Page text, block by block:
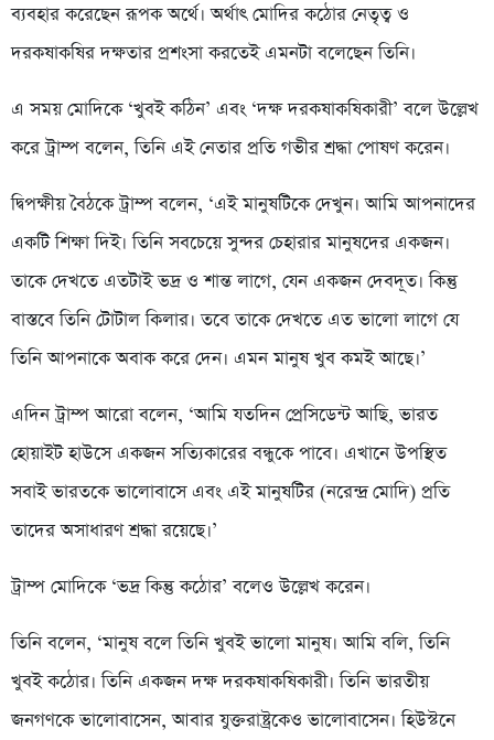
ব্যবহার করেছেন রূপক অর্থে। অর্থাৎ মোদির কঠোর নেতৃত্ব ও
দরকষাকষির দক্ষতার প্রশংসা করতেই এমনটা বলেছেন তিনি।
এ সময় মোদিকে ‘খুবই কঠিন’ এবং ‘দক্ষ দরকষাকষিকারী’ বলে উল্লেখ
করে ট্রাম্প বলেন, তিনি এই নেতার প্রতি গভীর শ্রদ্ধা পোষণ করেন।
দ্বিপক্ষীয় বৈঠকে ট্রাম্প বলেন, ‘এই মানুষটিকে দেখুন। আমি আপনাদের
একটি শিক্ষা দিই। তিনি সবচেয়ে সুন্দর চেহারার মানুষদের একজন।
তাকে দেখতে এতটাই ভদ্র ও শান্ত লাগে, যেন একজন দেবদূত। কিন্তু
বাস্তবে তিনি টোটাল কিলার। তবে তাকে দেখতে এত ভালো লাগে যে
তিনি আপনাকে অবাক করে দেন। এমন মানুষ খুব কমই আছে।’
এদিন ট্রাম্প আরো বলেন, ‘আমি যতদিন প্রেসিডেন্ট আছি, ভারত
হোয়াইট হাউসে একজন সত্যিকারের বন্ধুকে পাবে। এখানে উপস্থিত
সবাই ভারতকে ভালোবাসে এবং এই মানুষটির (নরেন্দ্র মোদি) প্রতি
তাদের অসাধারণ শ্রদ্ধা রয়েছে।’
ট্রাম্প মোদিকে ‘ভদ্র কিন্তু কঠোর’ বলেও উল্লেখ করেন।
তিনি বলেন, ‘মানুষ বলে তিনি খুবই ভালো মানুষ। আমি বলি, তিনি
খুবই কঠোর। তিনি একজন দক্ষ দরকষাকষিকারী। তিনি ভারতীয়
জনগণকে ভালোবাসেন, আবার যুক্তরাষ্ট্রকেও ভালোবাসেন। হিউস্টনে